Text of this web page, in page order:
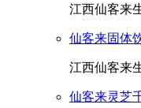
江西仙客来
仙客来固体
江西仙客来
仙客来灵芝